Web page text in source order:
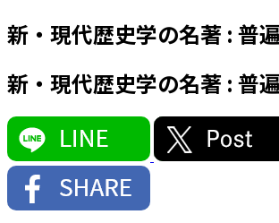
新・現代歴史学の名著 : 普
新・現代歴史学の名著 : 普